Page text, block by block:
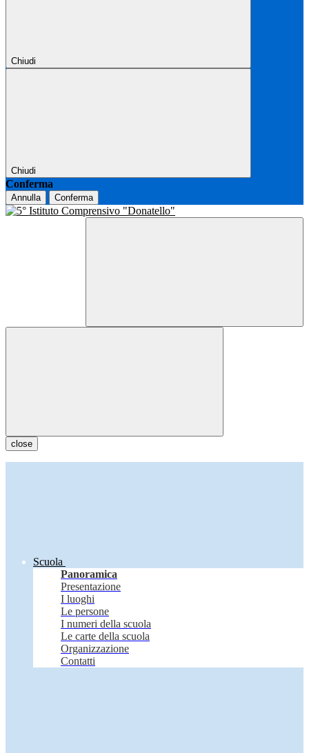
Chiudi
Chiudi
Conferma
Annulla Conferma
close
Scuola
Panoramica
Presentazione
I luoghi
Le persone
I numeri della scuola
Le carte della scuola
Organizzazione
Contatti